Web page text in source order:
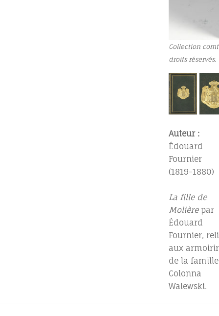
Collection
droits réservés.
Auteur :
Édouard
Fournier
(1819-1880)
La fille de
Molièrepar
Édouard
Fournier,
aux
de la famille
Colonna
Walewski.